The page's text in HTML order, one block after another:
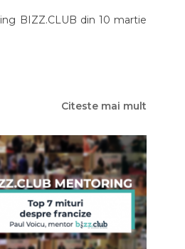
BIZZ.CLUB din 10 martie
Citeste mai mult